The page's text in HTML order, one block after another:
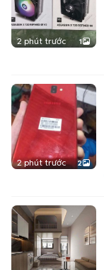
2 phút trước 1
2 phút trước 2